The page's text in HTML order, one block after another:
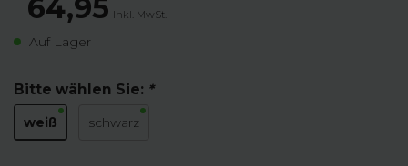
64,95 Inkl. MwSt.
Auf Lager
Bitte wählen Sie: *
weiß schwarz